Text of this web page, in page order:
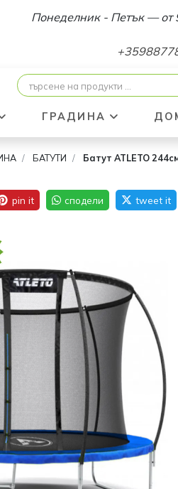
Понеделник - Петък — от
ГРАДИНА
БАТУТИ Батут ATLETO